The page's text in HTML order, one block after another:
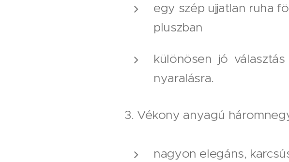
egy szép ujjatlan ruha
pluszban
különösen jó
nyaralásra.
3. Vékony anyagú
nagyon elegáns,